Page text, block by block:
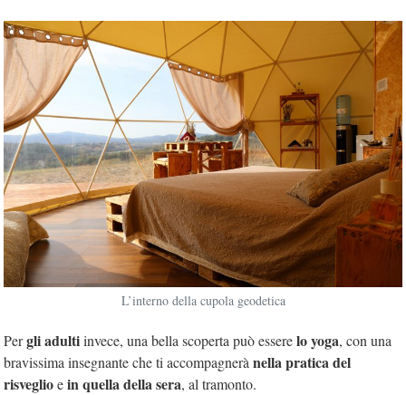
L’interno della cupola geodetica
Pergli adultiinvece, una bella scoperta può esserelo yoga, con una
bravissima insegnante che ti accompagnerà nella pratica del
risveglioein quella della sera, al tramonto.